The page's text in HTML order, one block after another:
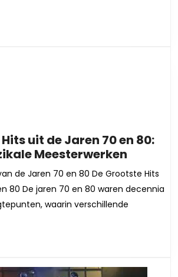
uit de Jaren 70 en 80:
Meesterwerken
Hits
uit
de
80:
de Jaren 70 en 80 De Grootste Hits
80 De jaren 70 en 80 waren decennia
waarin verschillende